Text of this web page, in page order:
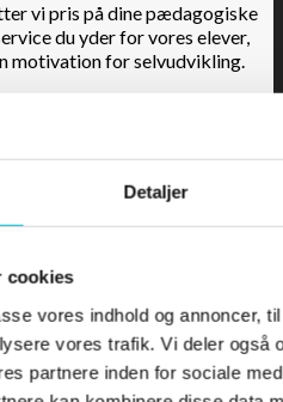
Detaljer
cookies
vores indhold og annoncer,
vores trafik. Vi deler også
partnere inden for sociale
vi pris på dine pædagogiske
du yder for vores elever,
motivation for selvudvikling.
sociale kompetencer.
overfor vores elever.
fra sejlklub, motorbådsklub
for andre
teamet i en længere periode.